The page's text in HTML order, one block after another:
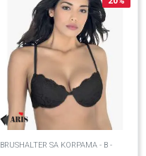
BRUSHALTER SA KORPAMA - B -